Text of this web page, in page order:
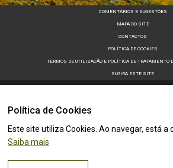
Política de Cookies
Este site utiliza Cookies. Ao navegar, está a
Saiba mais
COMENTÁRIOS E SUGESTÕES
MAPA DO SITE
CONTACTOS
POLÍTICA DE COOKIES
TERMOS DE UTILIZAÇÃO E POLÍTICA DE TRATAMENTO
SUGIRA ESTE SITE